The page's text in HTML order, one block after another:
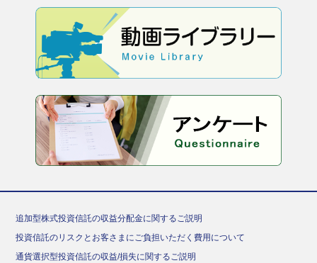
追加型株式投資信託の収益分配金に関するご説明
投資信託のリスクとお客さまにご負担いただく費用について
通貨選択型投資信託の収益/損失に関するご説明